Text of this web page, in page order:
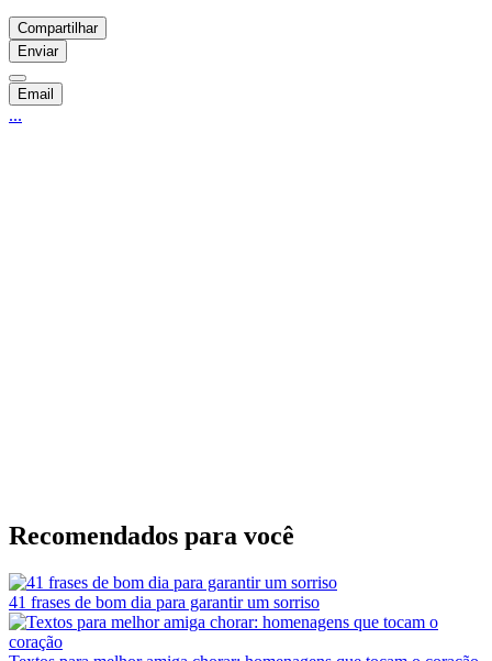
Compartilhar
Enviar
Email
...
Recomendados para você
41 frases de bom dia para garantir um sorriso